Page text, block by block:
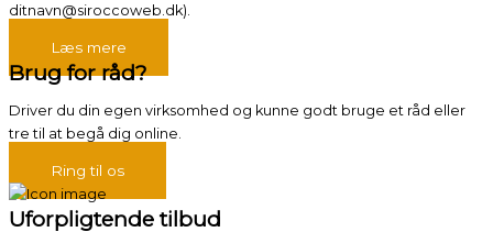
ditnavn@siroccoweb.dk).
Læs mere
Brug for råd?
Driver du din egen virksomhed og kunne godt bruge et råd eller
tre til at begå dig online.
Ring til os
Uforpligtende tilbud